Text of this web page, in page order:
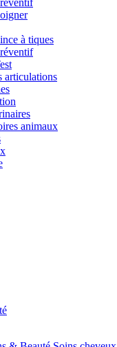
à tiques
articulations
animaux